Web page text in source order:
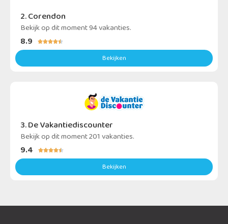
2. Corendon
Bekijk op dit moment 94 vakanties.
8.9 
Bekijken
3. De Vakantiediscounter
Bekijk op dit moment 201 vakanties.
9.4 
Bekijken